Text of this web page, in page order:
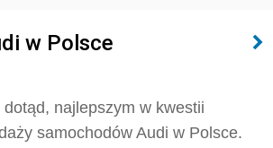
w Polsce
dotąd, najlepszym w kwestii
samochodów Audi w Polsce.